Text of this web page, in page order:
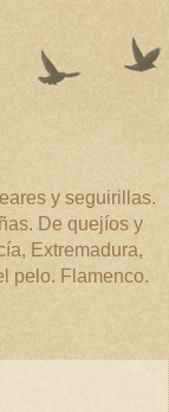
y seguirillas.
De quejíos y
Extremadura,
pelo. Flamenco.